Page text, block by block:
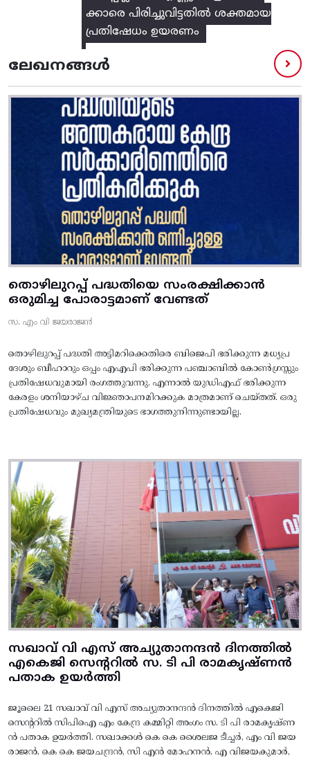
ക്കാരെ പിരിച്ചുവിട്ടതിൽ‌ ശക്തമായ
പ്രതിഷേധം ഉയരണം
ലേഖനങ്ങൾ
തൊഴിലുറപ്പ് പദ്ധതിയെ സംരക്ഷിക്കാൻ
ഒരുമിച്ച പോരാട്ടമാണ് വേണ്ടത്
സ. എം വി ജയരാജൻ
തൊഴിലുറപ്പ് പദ്ധതി അട്ടിമറിക്കെതിരെ ബിജെപി ഭരിക്കുന്ന മധ്യപ്ര
ദേശും ബീഹാറും ഒപ്പം എഎപി ഭരിക്കുന്ന പഞ്ചാബിൽ കോൺഗ്രസ്സും
പ്രതിഷേധവുമായി രംഗത്തുവന്നു. എന്നാൽ യുഡിഎഫ് ഭരിക്കുന്ന
കേരളം ശനിയാഴ്ച വിജ്ഞാപനമിറക്കുക മാത്രമാണ് ചെയ്തത്. ഒരു
പ്രതിഷേധവും മുഖ്യമന്ത്രിയുടെ ഭാഗത്തുനിന്നുണ്ടായില്ല.
സഖാവ് വി എസ് അച്യുതാനന്ദൻ ദിനത്തിൽ
എകെജി സെന്ററിൽ സ. ടി പി രാമകൃഷ്‌ണൻ
പതാക ഉയർത്തി
ജൂലൈ 21 സഖാവ് വി എസ് അച്യുതാനന്ദൻ ദിനത്തിൽ എകെജി
സെന്ററിൽ സിപിഐ എം കേന്ദ്ര കമ്മിറ്റി അംഗം സ. ടി പി രാമകൃഷ്‌ണ
ൻ പതാക ഉയർത്തി. സഖാക്കൾ കെ കെ ശൈലജ ടീച്ചർ, എം വി ജയ
രാജൻ, കെ കെ ജയചന്ദ്രൻ, സി എൻ മോഹനൻ, എ വിജയകുമാർ,